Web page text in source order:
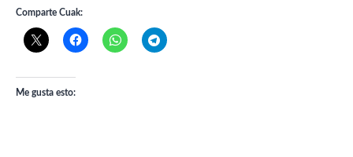
Comparte Cuak:
Me gusta esto: